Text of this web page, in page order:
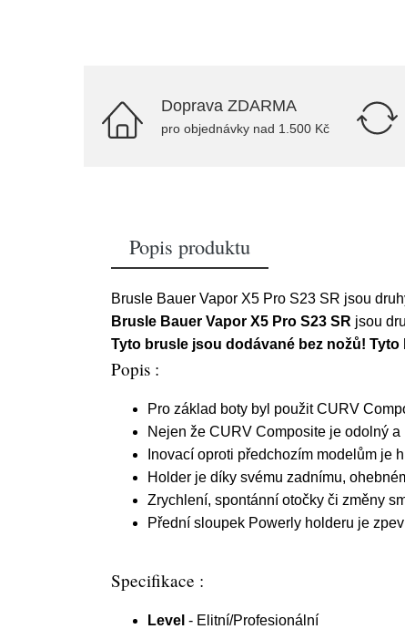
Doprava ZDARMA
pro objednávky nad 1.500 Kč
Popis produktu
Brusle Bauer Vapor X5 Pro S23 SR jsou
Brusle Bauer Vapor X5 Pro S23 SR jsou
Tyto brusle jsou dodávané bez nožů!
Popis :
Pro základ boty byl použit CURV
Nejen že CURV Composite je odolný
Inovací oproti předchozím modelům je
Holder je díky svému zadnímu,
Zrychlení, spontánní otočky či změny
Přední sloupek Powerly holderu je
Specifikace :
Level - Elitní/Profesionální